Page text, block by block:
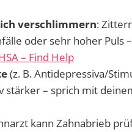
verschlimmern:
oder sehr hoher Puls
– Find Help
(z. B. Antidepressiva/
stärker – sprich mit
kann Zahnabrieb